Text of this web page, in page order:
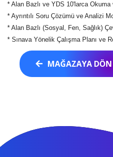
* Alan Bazlı ve YDS 10'larca
* Ayrıntılı Soru Çözümü ve Analizi
* Alan Bazlı (Sosyal, Fen, Sağlık)
* Sınava Yönelik Çalışma Planı ve
MAĞAZAYA DÖN